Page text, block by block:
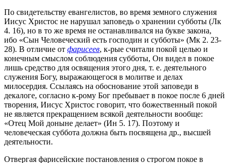
По свидетельству евангелистов, во время земного служения
Иисус Христос не нарушал заповедь о хранении субботы (Лк
4. 16), но в то же время не останавливался на букве закона,
ибо «Сын Человеческий есть господин и субботы» (Мк 2. 23-
28). В отличие от фарисеев, к-рые считали покой целью и
конечным смыслом соблюдения субботы, Он видел в покое
лишь средство для освящения этого дня, т. е. деятельного
служения Богу, выражающегося в молитве и делах
милосердия. Ссылаясь на обоснование этой заповеди в
декалоге, согласно к-рому Бог пребывает в покое после 6 дней
творения, Иисус Христос говорит, что божественный покой
не является прекращением всякой деятельности вообще:
«Отец Мой доныне делает» (Ин 5. 17). Поэтому и
человеческая суббота должна быть посвящена др., высшей
деятельности.
Отвергая фарисейские постановления о строгом покое в